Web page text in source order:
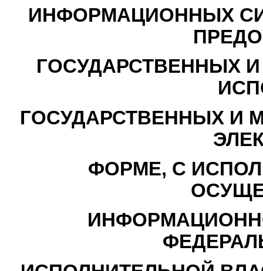
ИНФОРМАЦИОННЫХ
ГОСУДАРСТВЕННЫХ
ГОСУДАРСТВЕННЫХ И
ФОРМЕ, С